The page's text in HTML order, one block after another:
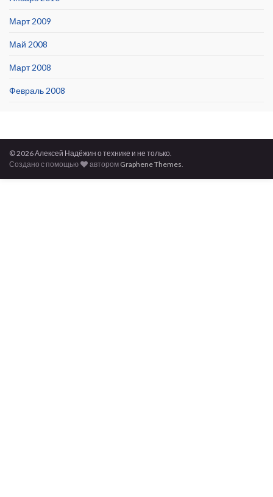
Март 2009
Май 2008
Март 2008
Февраль 2008
© 2026 Алексей Надёжин о технике и не только.
Создано с помощью
автором Graphene Themes.